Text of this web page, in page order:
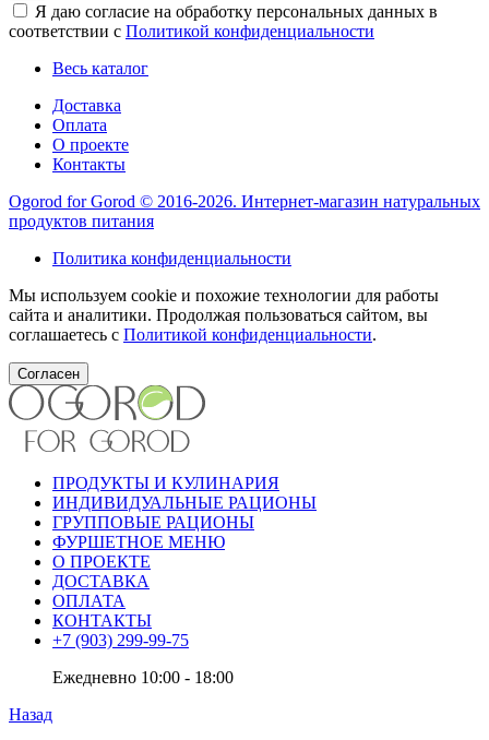
Я даю согласие на обработку персональных данных в
соответствии с Политикой конфиденциальности
Весь каталог
Доставка
Оплата
О проекте
Контакты
Ogorod for Gorod © 2016-2026. Интернет-магазин натуральных
продуктов питания
Политика конфиденциальности
Мы используем cookie и похожие технологии для работы
сайта и аналитики. Продолжая пользоваться сайтом, вы
соглашаетесь с Политикой конфиденциальности.
Согласен
ПРОДУКТЫ И КУЛИНАРИЯ
ИНДИВИДУАЛЬНЫЕ РАЦИОНЫ
ГРУППОВЫЕ РАЦИОНЫ
ФУРШЕТНОЕ МЕНЮ
О ПРОЕКТЕ
ДОСТАВКА
ОПЛАТА
КОНТАКТЫ
+7 (903) 299-99-75
Ежедневно 10:00 - 18:00
Назад